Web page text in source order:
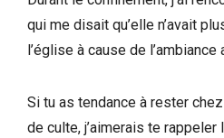
qui me disait qu’elle n’avait
l’église à cause de l’ambiance
Si tu as tendance à rester
de culte, j’aimerais te